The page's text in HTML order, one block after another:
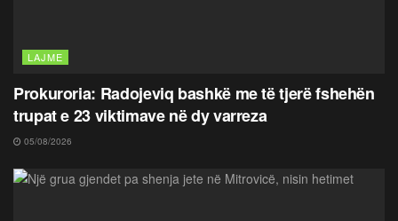
LAJME
Prokuroria: Radojeviq bashkë me të tjerë fshehën
trupat e 23 viktimave në dy varreza
05/08/2026